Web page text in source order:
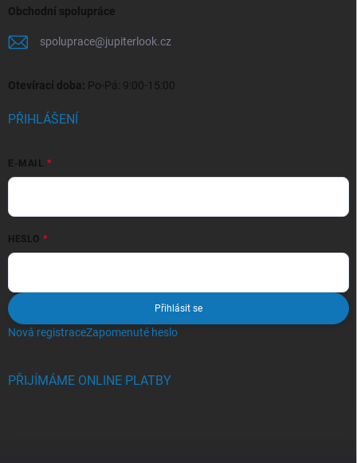
Obchodní spolupráce
spoluprace@jupiterlook.cz
Otevírací doba: Po-Pá: 9:00-15:00
PŘIHLÁŠENÍ
E-MAIL
HESLO
Přihlásit se
Nová registraceZapomenuté heslo
PŘIJÍMÁME ONLINE PLATBY